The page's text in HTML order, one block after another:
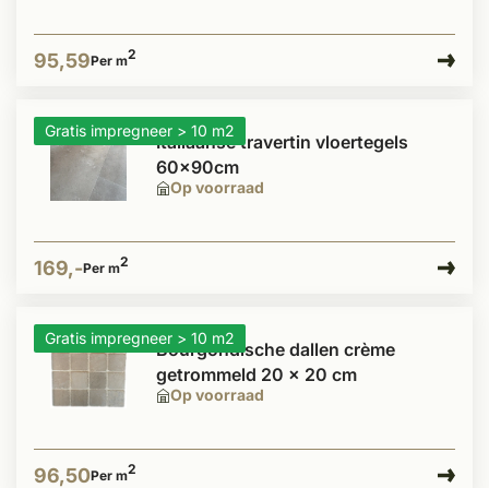
95,59Per m2
Gratis impregneer > 10 m2
Op voorraad
Italiaanse travertin vloertegels
60x90cm
169,-Per m2
Gratis impregneer > 10 m2
Op voorraad
Bourgondische dallen crème
getrommeld 20 x 20 cm
96,50Per m2